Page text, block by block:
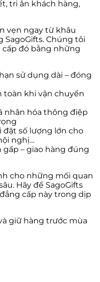
tri ân khách hàng,
vẹn ngay từ khâu
Chúng tôi
đó bằng những
sử dụng dài – đóng
toàn khi vận chuyển
nhân hóa thông điệp
số lượng lớn cho
nghị…
gấp – giao hàng đúng
cho những mối quan
Hãy để SagoGifts
cấp này trong dịp
giữ hàng trước mùa